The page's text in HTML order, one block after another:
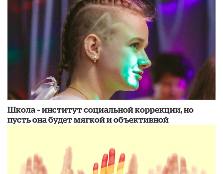
Школа – институт социальной коррекции, но
пусть она будет мягкой и объективной